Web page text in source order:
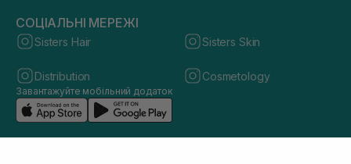
СОЦІАЛЬНІ МЕРЕЖІ
Sisters Hair Sisters Skin
Distribution Cosmetology
Завантажуйте мобільний додаток